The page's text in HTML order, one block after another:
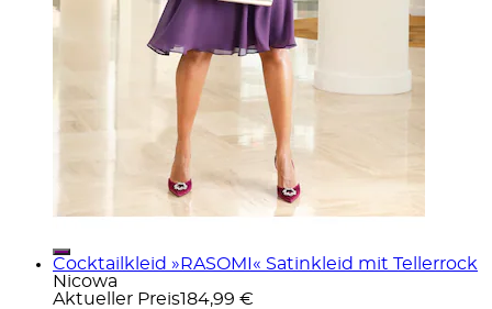
Cocktailkleid »RASOMI« Satinkleid mit Tellerrock
Nicowa
Aktueller Preis184,99 €